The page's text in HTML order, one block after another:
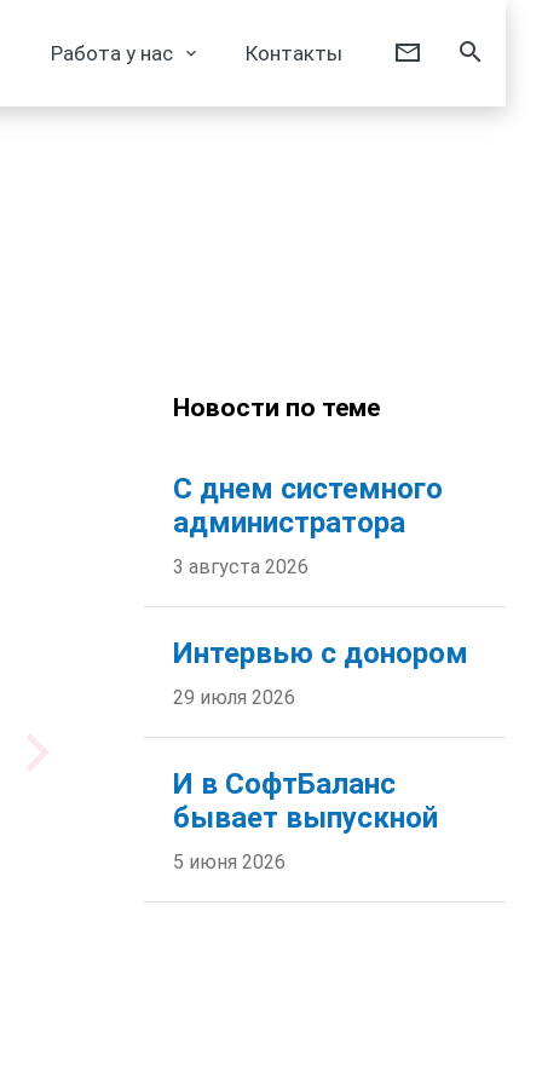
Работа у нас Контакты
Новости по теме
С днем системного
администратора
3 августа 2026
Интервью с донором
29 июля 2026
И в СофтБаланс
бывает выпускной
5 июня 2026